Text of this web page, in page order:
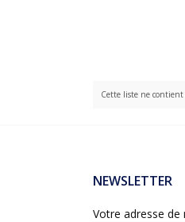
Cette liste ne
NEWSLETTER
Votre adresse de